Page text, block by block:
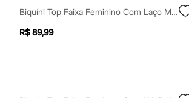
Relógios
Calçados
Botas
Chinelos
Biquíni Top Faixa Feminino Com Laço Marrom
R$ 89,99